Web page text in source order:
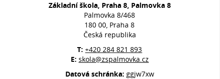
Základní škola, Praha 8, Palmovka 8
Palmovka 8/468
180 00, Praha 8
Česká republika
T:+420 284 821 893
E: skola@zspalmovka.cz
Datová schránka: ggjw7xw